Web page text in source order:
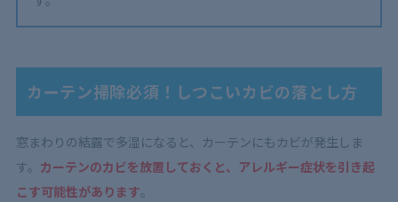
カーテン掃除必須！しつこいカビの落とし方
窓まわりの結露で多湿になると、カーテンにもカビが発生しま
す。 カーテンのカビを放置しておくと、アレルギー症状を引き起
こす可能性があります。